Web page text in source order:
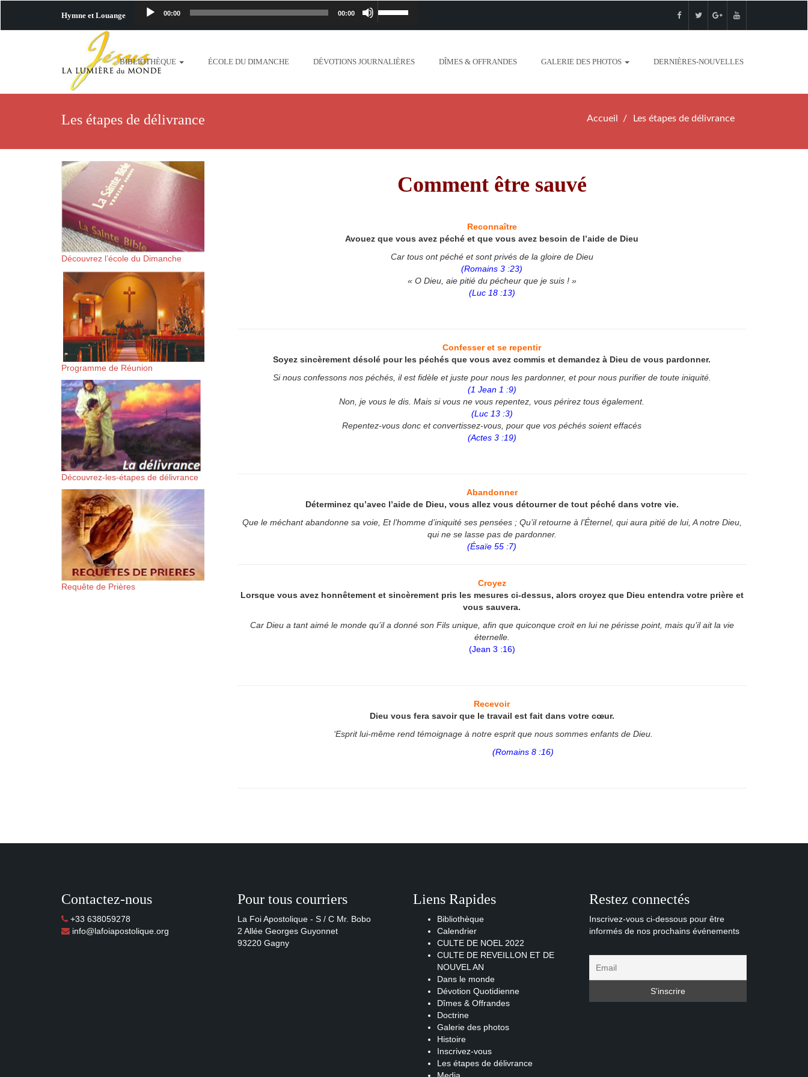
Hymne et Louange Lecteur
00:00 00:00 Utilisez
volume.
plus-pres-de-toi.mp3 http://www.lafoiapostolique.org/wp-
http://www.lafoiapostolique.org/wp-content/uploads/2018/06/Dieu-tout-puissant.mp3
http://www.lafoiapostolique.org/wp-content/uploads/2018/06/Cantique-tel-que-je-
suis-sans-rien-a-moi.mp3 http://www.lafoiapostolique.org/wp-
content/uploads/2018/06/Es-tu-lasse-rempli-de-tritesse.mp3
BIBLIOTHÈQUE ÉCOLE DU DIMANCHE DÉVOTIONS JOURNALIÈRES DÎMES & OFFRANDES GALERIE DES PHOTOS DERNIÈRES-NOUVELLES
Les étapes de délivrance Accueil Les étapes de délivrance
Découvrez l’école du Dimanche
Programme de Réunion
Découvrez-les-étapes de délivrance
Requête de Prières
Comment être sauvé
Reconnaître
Avouez que vous avez péché et que vous avez besoin de l’aide de Dieu
Car tous ont péché et sont privés de la gloire de Dieu
(Romains 3 :23)
« O Dieu, aie pitié du pécheur que je suis ! »
(Luc 18 :13)
Confesser et se repentir
Soyez sincèrement désolé pour les péchés que vous avez commis et demandez à Dieu de vous pardonner.
Si nous confessons nos péchés, il est fidèle et juste pour nous les pardonner, et pour nous purifier de toute iniquité.
(1 Jean 1 :9)
Non, je vous le dis. Mais si vous ne vous repentez, vous périrez tous également.
(Luc 13 :3)
Repentez-vous donc et convertissez-vous, pour que vos péchés soient effacés
(Actes 3 :19)
Abandonner
Déterminez qu’avec l’aide de Dieu, vous allez vous détourner de tout péché dans votre vie.
Que le méchant abandonne sa voie, Et l’homme d’iniquité ses pensées ; Qu’il retourne à l’Éternel, qui aura pitié de lui, A notre Dieu,
qui ne se lasse pas de pardonner.
(Ésaïe 55 :7)
Croyez
Lorsque vous avez honnêtement et sincèrement pris les mesures ci-dessus, alors croyez que Dieu entendra votre prière et
vous sauvera.
Car Dieu a tant aimé le monde qu’il a donné son Fils unique, afin que quiconque croit en lui ne périsse point, mais qu’il ait la vie
éternelle.
(Jean 3 :16)
Recevoir
Dieu vous fera savoir que le travail est fait dans votre cœur.
‘Esprit lui-même rend témoignage à notre esprit que nous sommes enfants de Dieu.
(Romains 8 :16)
Contactez-nous
+33 638059278
info@lafoiapostolique.org
Pour tous courriers
La Foi Apostolique - S / C Mr. Bobo
2 Allée Georges Guyonnet
93220 Gagny
Liens Rapides
Bibliothèque
Calendrier
CULTE DE NOEL 2022
CULTE DE REVEILLON ET DE
NOUVEL AN
Dans le monde
Dévotion Quotidienne
Dîmes & Offrandes
Doctrine
Galerie des photos
Histoire
Inscrivez-vous
Les étapes de délivrance
Restez connectés
Inscrivez-vous ci-dessous pour être
informés de nos prochains événements